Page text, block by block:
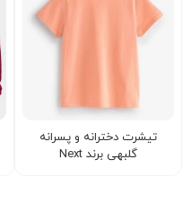
تیشرت دخترانه و‌ پسرانه
گلبهی برند Next